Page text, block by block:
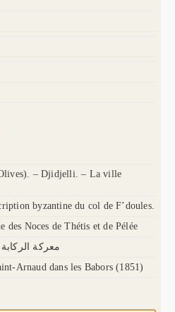
– Djidjelli. – La ville
byzantine du col de F’doules.
des Noces de Thétis et de Pélée
(1851) معركة
Arnaud dans les Babors (1851)